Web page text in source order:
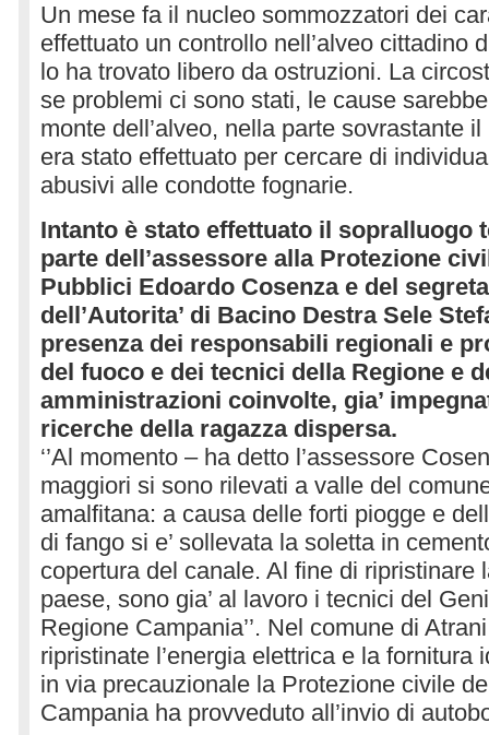
Un mese fa il nucleo sommozzatori dei
effettuato un controllo nell’alveo cittadino
lo ha trovato libero da ostruzioni. La
se problemi ci sono stati, le cause
monte dell’alveo, nella parte sovrastante il
era stato effettuato per cercare di
abusivi alle condotte fognarie.
Intanto è stato effettuato il sopralluogo
parte dell’assessore alla Protezione
Pubblici Edoardo Cosenza e del
dell’Autorita’ di Bacino Destra Sele
presenza dei responsabili regionali e
del fuoco e dei tecnici della Regione e
amministrazioni coinvolte, gia’
ricerche della ragazza dispersa.
‘’Al momento – ha detto l’assessore
maggiori si sono rilevati a valle del
amalfitana: a causa delle forti piogge e
di fango si e’ sollevata la soletta in
copertura del canale. Al fine di ripristinare
paese, sono gia’ al lavoro i tecnici del
Regione Campania’’. Nel comune di
ripristinate l’energia elettrica e la fornitura
in via precauzionale la Protezione civile
Campania ha provveduto all’invio di